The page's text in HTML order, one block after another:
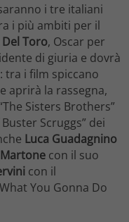
i tre italiani
i più ambiti per il
Toro, Oscar per
di giuria e dovrà
tra i film spiccano
aprirà la rassegna,
Sisters Brothers”
Scruggs” dei
Luca Guadagnino
con il suo
con il
You Gonna Do